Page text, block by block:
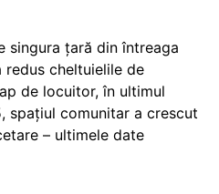
singura țară din întreaga
redus cheltuielile de
de locuitor, în ultimul
spațiul comunitar a crescut
– ultimele date